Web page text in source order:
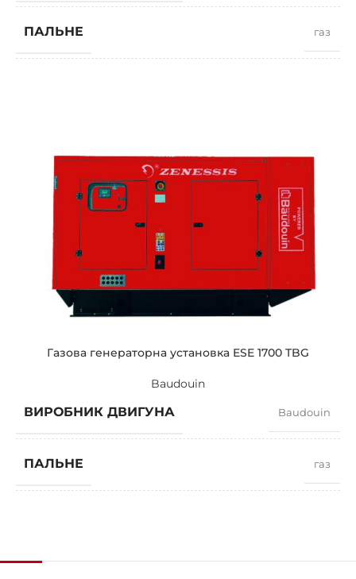
ПАЛЬНЕ газ
СИЛА СТРУМУ
СТАНДАРТНА НАПРУГА 400 / 230 V
ПОТУЖНІСТЬ (КВА) 85 / 76,5
Газова генераторна установка ESE 1700 TBG
Baudouin
ВИРОБНИК ДВИГУНА Baudouin
ПАЛЬНЕ газ
ШВИДКІСТЬ